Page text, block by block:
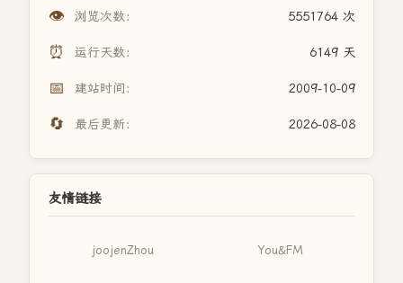
👁️ 浏览次数： 5551764 次
⏰ 运行天数： 6149 天
📅 建站时间： 2009-10-09
🔄 最后更新： 2026-08-08
友情链接
joojenZhou You&FM